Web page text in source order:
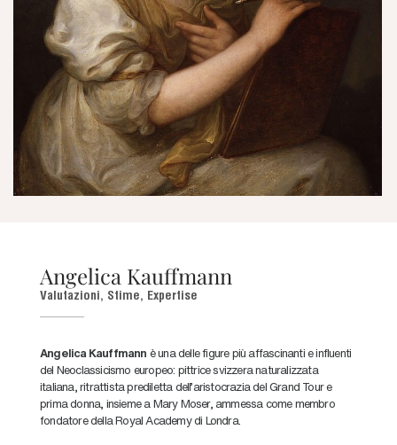
Angelica Kauffmann
Valutazioni, Stime, Expertise
Angelica Kauffmann è una delle figure più affascinanti e influenti
del Neoclassicismo europeo: pittrice svizzera naturalizzata
italiana, ritrattista prediletta dell'aristocrazia del Grand Tour e
prima donna, insieme a Mary Moser, ammessa come membro
fondatore della Royal Academy di Londra.